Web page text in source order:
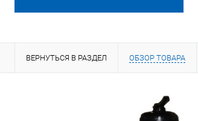
ВЕРНУТЬСЯ В РАЗДЕЛ ОБЗОР ТОВАРА